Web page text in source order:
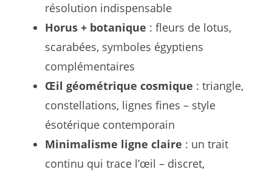
résolution indispensable
Horus + botanique : fleurs de lotus,
scarabées, symboles égyptiens
complémentaires
Œil géométrique cosmique : triangle,
constellations, lignes fines – style
ésotérique contemporain
Minimalisme ligne claire : un trait
continu qui trace l’œil – discret,